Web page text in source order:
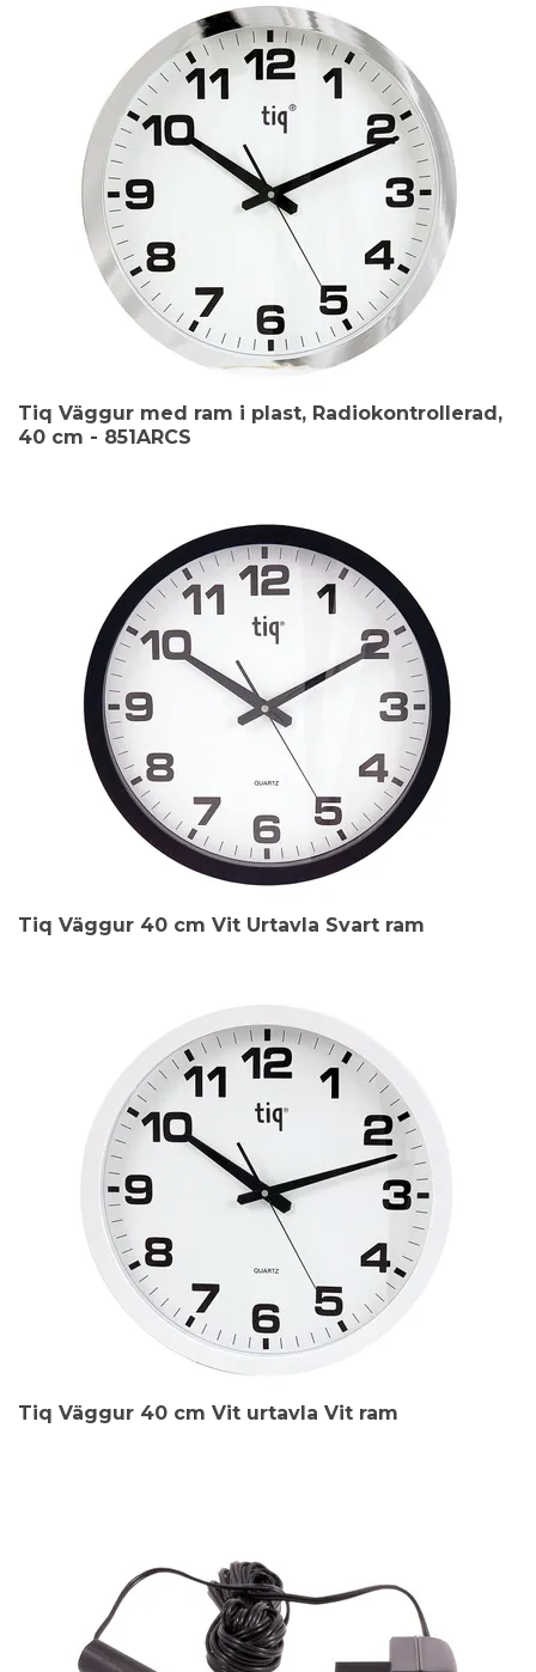
Tiq Väggur med ram i plast, Radiokontrollerad,
40 cm - 851ARCS
Tiq Väggur 40 cm Vit Urtavla Svart ram
Tiq Väggur 40 cm Vit urtavla Vit ram